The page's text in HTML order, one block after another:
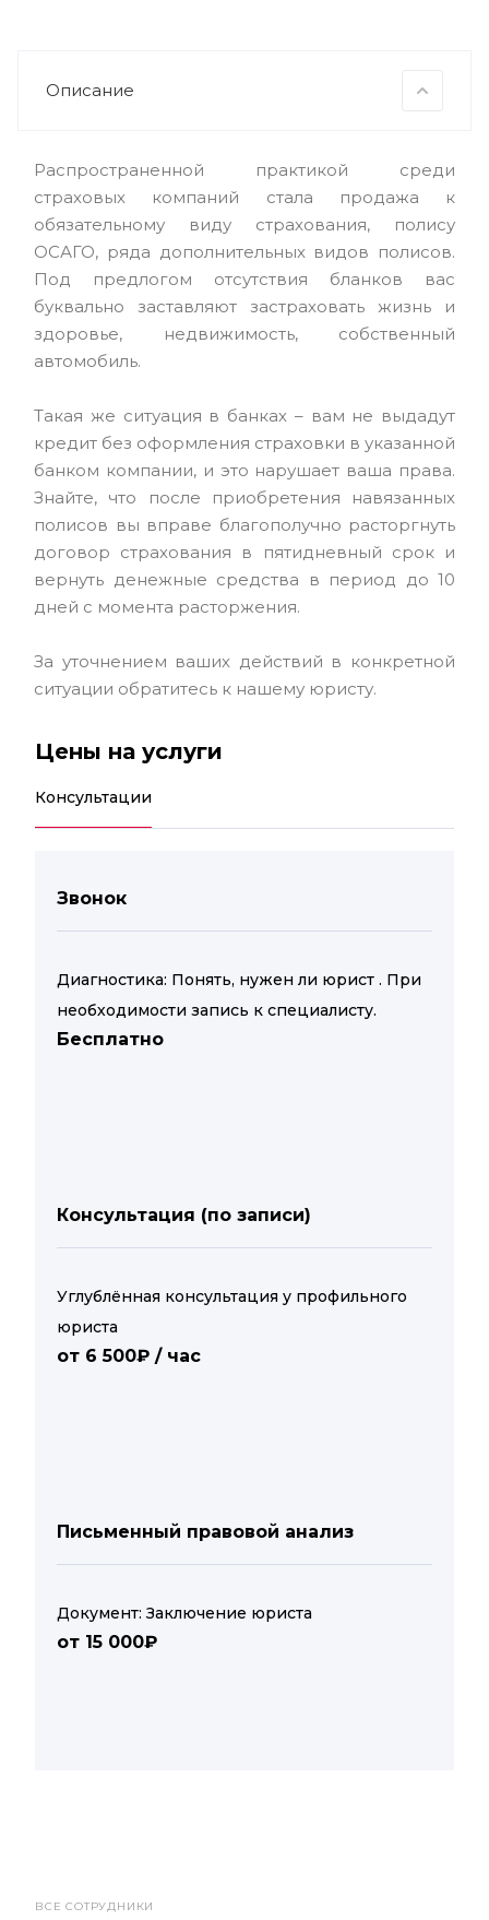
Описание
Распространенной практикой среди
страховых компаний стала продажа к
обязательному виду страхования, полису
ОСАГО, ряда дополнительных видов полисов.
Под предлогом отсутствия бланков вас
буквально заставляют застраховать жизнь и
здоровье, недвижимость, собственный
автомобиль.
Такая же ситуация в банках – вам не выдадут
кредит без оформления страховки в указанной
банком компании, и это нарушает ваша права.
Знайте, что после приобретения навязанных
полисов вы вправе благополучно расторгнуть
договор страхования в пятидневный срок и
вернуть денежные средства в период до 10
дней с момента расторжения.
За уточнением ваших действий в конкретной
ситуации обратитесь к нашему юристу.
Цены на услуги
Консультации
Звонок
Диагностика: Понять, нужен ли юрист . При
необходимости запись к специалисту.
Бесплатно
Консультация (по записи)
Углублённая консультация у профильного
юриста
от 6 500₽ / час
Письменный правовой анализ
Документ: Заключение юриста
от 15 000₽
ВСЕ СОТРУДНИКИ